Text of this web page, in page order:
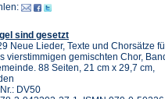
sind gesetzt
Neue Lieder, Texte und Chorsätze
vierstimmigen gemischten Chor,
88 Seiten, 21 cm x 29,7 cm,
DV50